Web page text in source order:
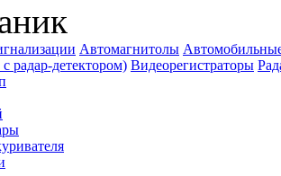
Автомагнитолы
радар-детектором) Видеорегистраторы